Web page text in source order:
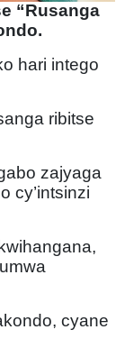
“Rusanga
hari intego
ribitse
zajyaga
cy’intsinzi
cyane